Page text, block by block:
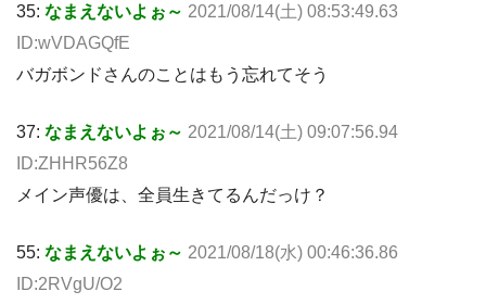
35: なまえないよぉ～ 2021/08/14(土) 08:53:49.63
ID:wVDAGQfE
バガボンドさんのことはもう忘れてそう
37: なまえないよぉ～ 2021/08/14(土) 09:07:56.94
ID:ZHHR56Z8
メイン声優は、全員生きてるんだっけ？
55: なまえないよぉ～ 2021/08/18(水) 00:46:36.86
ID:2RVgU/O2